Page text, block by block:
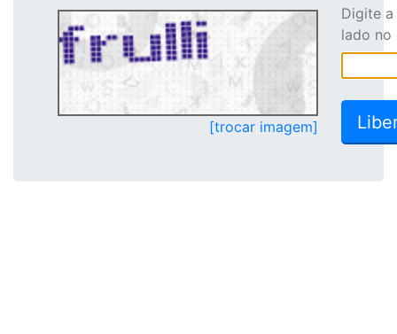
[trocar imagem]
Digite
lado no